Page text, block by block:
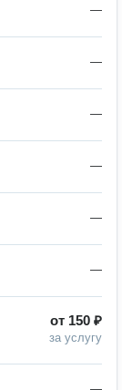
—
—
—
—
—
—
от 150 ₽
за услугу